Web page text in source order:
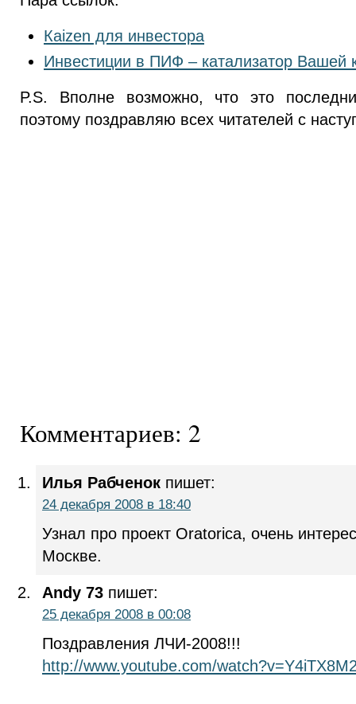
Кaizen для инвестора
Инвестиции в ПИФ – катализатор Вашей
P.S. Вполне возможно, что это
поэтому поздравляю всех читателей с
Комментариев: 2
Илья Рабченок пишет:
24 декабря 2008 в 18:40
Узнал про проект Oratorica, очень
Москве.
Andy 73 пишет:
25 декабря 2008 в 00:08
Поздравления ЛЧИ-2008!!!
http://www.youtube.com/